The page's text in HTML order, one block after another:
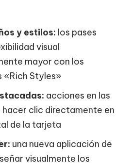
y estilos: los pases
visual
mayor con los
«Rich Styles»
acciones en las
hacer clic directamente en
de la tarjeta
una nueva aplicación de
visualmente los